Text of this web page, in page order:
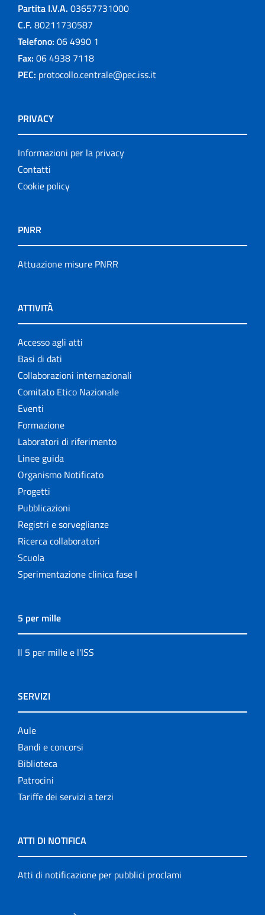
Partita I.V.A. 03657731000
C.F. 80211730587
Telefono: 06 4990 1
Fax: 06 4938 7118
PEC: protocollo.centrale@pec.iss.it
PRIVACY
Informazioni per la privacy
Contatti
Cookie policy
PNRR
Attuazione misure PNRR
ATTIVITÀ
Accesso agli atti
Basi di dati
Collaborazioni internazionali
Comitato Etico Nazionale
Eventi
Formazione
Laboratori di riferimento
Linee guida
Organismo Notificato
Progetti
Pubblicazioni
Registri e sorveglianze
Ricerca collaboratori
Scuola
Sperimentazione clinica fase I
5 per mille
Il 5 per mille e l'ISS
SERVIZI
Aule
Bandi e concorsi
Biblioteca
Patrocini
Tariffe dei servizi a terzi
ATTI DI NOTIFICA
Atti di notificazione per pubblici proclami